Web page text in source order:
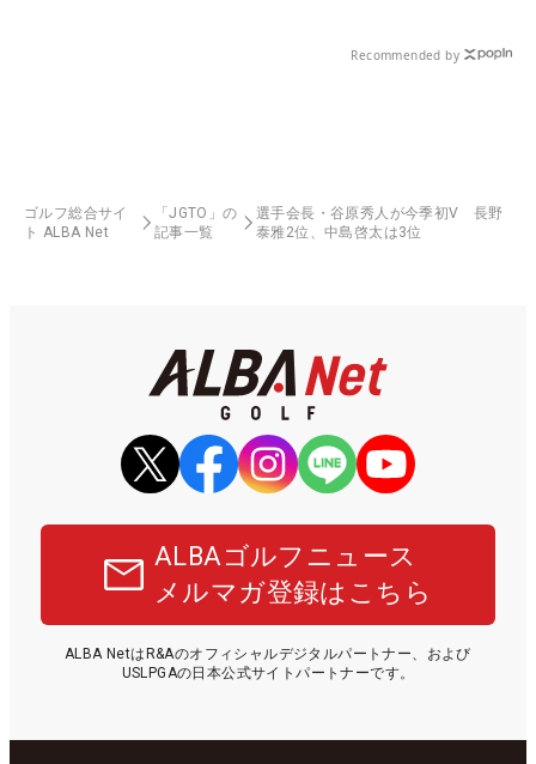
Recommended by
ゴルフ総合サイ
ト ALBA Net
「JGTO」の
記事一覧
選手会長・谷原秀人が今季初V 長野
泰雅2位、中島啓太は3位
ALBAゴルフニュース
メルマガ登録はこちら
ALBA NetはR&Aのオフィシャルデジタルパートナー、および
USLPGAの日本公式サイトパートナーです。